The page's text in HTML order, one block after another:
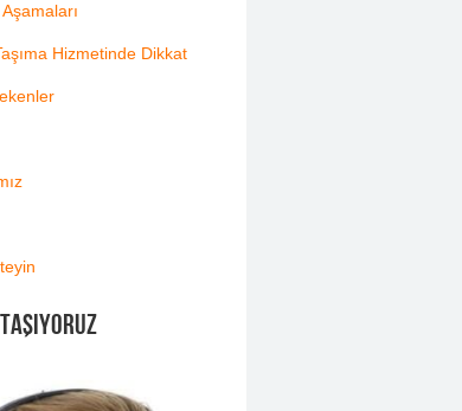
Hizmetinde Dikkat